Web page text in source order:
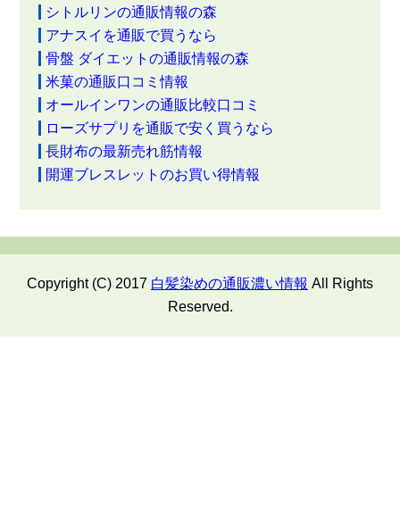
シトルリンの通販情報の森
アナスイを通販で買うなら
骨盤 ダイエットの通販情報の森
米菓の通販口コミ情報
オールインワンの通販比較口コミ
ローズサプリを通販で安く買うなら
長財布の最新売れ筋情報
開運ブレスレットのお買い得情報
Copyright (C) 2017 白髪染めの通販濃い情報 All Rights
Reserved.